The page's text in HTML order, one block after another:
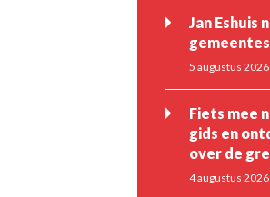
Jan Eshuis
5 augustus
Fiets mee
gids en
over de
4 augustus